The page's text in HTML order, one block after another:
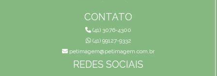
CONTATO
(41) 3076-4300
(41) 99127-9332
petimagem@petimagem.com.br
REDES SOCIAIS